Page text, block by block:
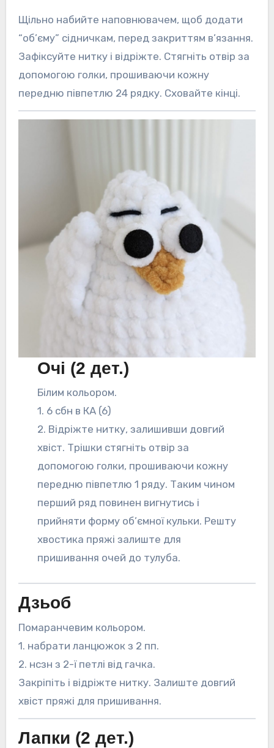
Щільно набийте наповнювачем, щоб додати
“об’єму” сідничкам, перед закриттям в’язання.
Зафіксуйте нитку і відріжте. Стягніть отвір за
допомогою голки, прошиваючи кожну
передню півпетлю 24 рядку. Сховайте кінці.
Очі (2 дет.)
Білим кольором.
1. 6 сбн в КА (6)
2. Відріжте нитку, залишивши довгий
хвіст. Трішки стягніть отвір за
допомогою голки, прошиваючи кожну
передню півпетлю 1 ряду. Таким чином
перший ряд повинен вигнутись і
прийняти форму об’ємної кульки. Решту
хвостика пряжі залиште для
пришивання очей до тулуба.
Дзьоб
Помаранчевим кольором.
1. набрати ланцюжок з 2 пп.
2. нсзн з 2-ї петлі від гачка.
Закріпіть і відріжте нитку. Залиште довгий
хвіст пряжі для пришивання.
Лапки (2 дет.)